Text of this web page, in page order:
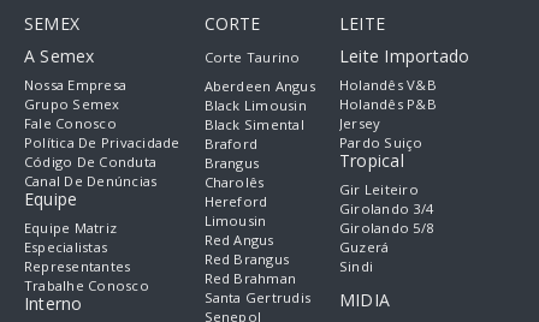
SEMEX
A Semex
Nossa Empresa
Grupo Semex
Fale Conosco
Política De Privacidade
Código De Conduta
Canal De Denúncias
Equipe
Equipe Matriz
Especialistas
Representantes
Trabalhe Conosco
Interno
CORTE
Corte Taurino
Aberdeen Angus
Black Limousin
Black Simental
Braford
Brangus
Charolês
Hereford
Limousin
Red Angus
Red Brangus
Red Brahman
Santa Gertrudis
Senepol
LEITE
Leite Importado
Holandês V&B
Holandês P&B
Jersey
Pardo Suiço
Tropical
Gir Leiteiro
Girolando 3/4
Girolando 5/8
Guzerá
Sindi
MIDIA